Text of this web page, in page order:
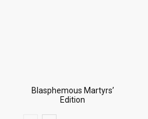
Blasphemous Martyrs’
Edition